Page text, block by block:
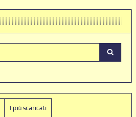
I più scaricati